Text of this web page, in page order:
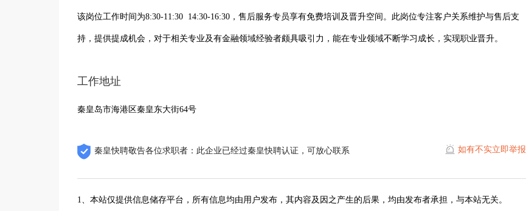
该岗位工作时间为8:30-11:30 14:30-16:30，售后服务专员享有免费培训及晋升空间。此岗位专注客户关系维护与售后支
持，提供提成机会，对于相关专业及有金融领域经验者颇具吸引力，能在专业领域不断学习成长，实现职业晋升。
工作地址
秦皇岛市海港区秦皇东大街64号
秦皇快聘敬告各位求职者：此企业已经过秦皇快聘认证，可放心联系 如有不实立即举报
1、本站仅提供信息储存平台，所有信息均由用户发布，其内容及因之产生的后果，均由发布者承担，与本站无关。